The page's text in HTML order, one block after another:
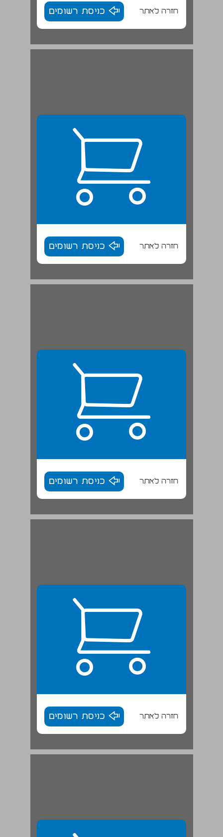
חזרה לאתר כניסת רשומים
חזרה לאתר כניסת רשומים
ד. זרמים שונים באנרכיזם ... 28
חזרה לאתר כניסת רשומים
ה. גם הם ב"אנרכיסטים": אמיל דורקהיים (צרפת) ואמיתי עציוני (ארה"ב) ... 29
חזרה לאתר כניסת רשומים